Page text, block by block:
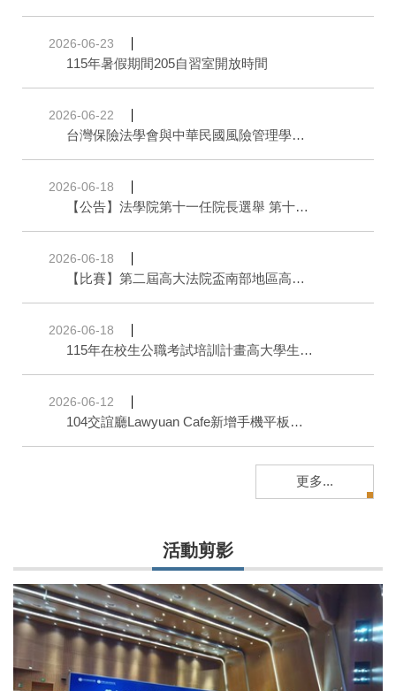
2026-06-23
115年暑假期間205自習室開放時間
2026-06-22
台灣保險法學會與中華民國風險管理學會「2026風險管理博碩士論文獎」徵選
2026-06-18
【公告】法學院第十一任院長選舉 第十任院長續任投票公告
2026-06-18
【比賽】第二屆高大法院盃南部地區高中職辯論賽 | 比賽訊息公告
2026-06-18
115年在校生公職考試培訓計畫高大學生免費優惠
2026-06-12
104交誼廳Lawyuan Cafe新增手機平板充電站
更多...
活動剪影